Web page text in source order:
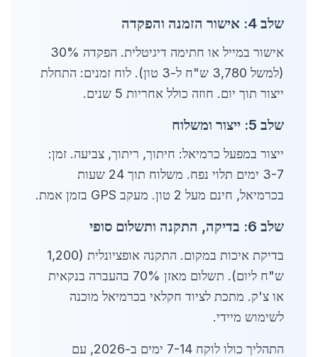
שלב 4: אישור הזמנה והפקדה
אישור במייל או חתימה דיגיטלית. הפקדה 30%
(למשל 3,780 ש"ח ל-3 טון). לוח זמנים: התחלת
ייצור תוך יום. חוזה כולל אחריות 5 שנים.
שלב 5: ייצור ומשלוח
ייצור במפעל כרמיאל: חיתוך, ריתוך, צביעה. זמן:
3-7 ימים תלוי נפח. משלוח תוך 24 שעות
בכרמיאל, חינם מעל 2 טון. מעקב GPS בזמן אמת.
שלב 6: בדיקה, התקנה ותשלום סופי
בדיקת איכות במקום. התקנה אופציונלית (1,200
ש"ח ליום). תשלום מאזן 70% בהעברה בנקאית
או צ'ק. מתכת לציוד חקלאי בכרמיאל מוכנה
לשימוש מיידי.
התהליך כולו לוקח 7-14 ימים ב-2026, עם